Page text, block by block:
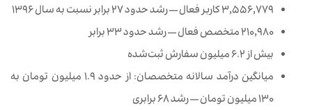
۳,۵۵۶,۷۷۹ کاربر فعال — رشد حدود ۲۷ برابر نسبت به سال ۱۳۹۶
۲۱۰,۹۸۰ متخصص فعال — رشد حدود ۳۳ برابر
بیش از ۶.۲ میلیون سفارش ثبت‌شده
میانگین درآمد سالانه متخصصان: از حدود ۱.۹ میلیون تومان به
۱۳۰ میلیون تومان — رشد ۶۸ برابری